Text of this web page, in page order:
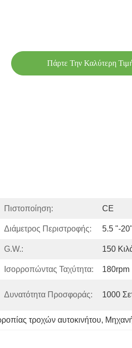
Πάρτε Την Καλύτερη
Πιστοποίηση: CE
Διάμετρος Περιστροφής: 5.5 "-20"
G.W.: 150
Ισορροπώντας Ταχύτητα: 180rpm
Δυνατότητα Προσφοράς: 1000
τροχών αυτοκινήτου,